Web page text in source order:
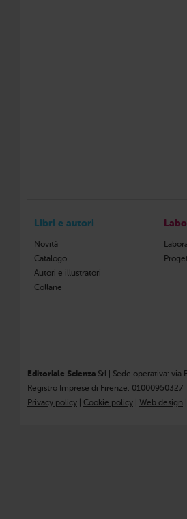
Libri e autori
Novità
Catalogo
Autori e illustratori
Collane
Editoriale Scienza Srl | Sede operativa: via
Registro Imprese di Firenze: 01000950327
Privacy policy
Cookie policy Web design